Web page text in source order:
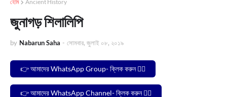
হোম Ancient History
জুনাগড় শিলালিপি
by Nabarun Saha - সোমবার, জুলাই ০৮, ২০১৯
👉 আমাদের WhatsApp Group- ক্লিক করুন 🙋‍♂️
👉 আমাদের WhatsApp Channel- ক্লিক করুন 🙋‍♂️